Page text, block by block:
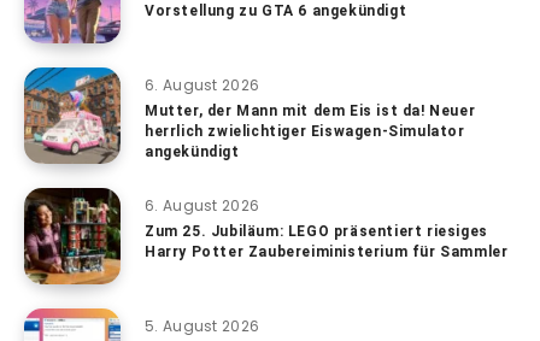
Vorstellung zu GTA 6 angekündigt
6. August 2026
Mutter, der Mann mit dem Eis ist da! Neuer
herrlich zwielichtiger Eiswagen-Simulator
angekündigt
6. August 2026
Zum 25. Jubiläum: LEGO präsentiert riesiges
Harry Potter Zaubereiministerium für Sammler
5. August 2026